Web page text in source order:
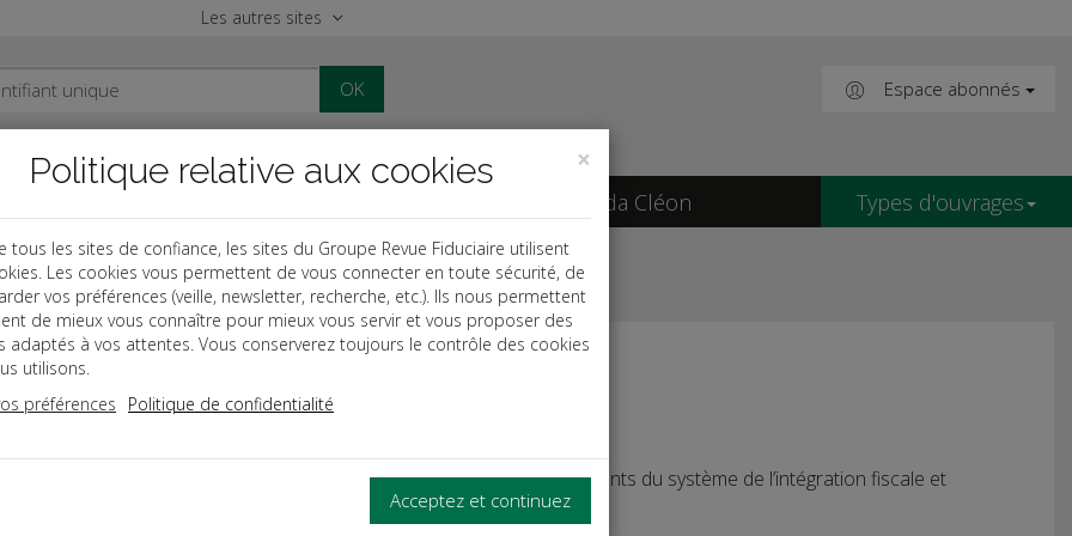
Les autres sites
OK Espace abonnés
Agenda Cléon Types d'ouvrages
Intégration fiscale
FISCALE
LES ASPECTS DU RÉGIME DE L’INTÉGRATION FISCALE.
pratique, bénéficiez d’un bilan exhaustif des avantages et inconvénients du système de l’intégration fiscale et
les difficultés de mise en œuvre de ce régime.
×
Politique relative aux cookies
tous les sites de confiance, les sites du Groupe Revue Fiduciaire utilisent
Les cookies vous permettent de vous connecter en toute sécurité, de
vos préférences (veille, newsletter, recherche, etc.). Ils nous permettent
de mieux vous connaître pour mieux vous servir et vous proposer des
adaptés à vos attentes. Vous conserverez toujours le contrôle des cookies
utilisons.
préférences
Politique de confidentialité
Acceptez et continuez